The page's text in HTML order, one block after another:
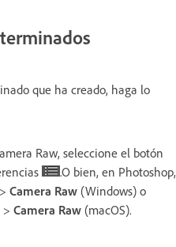
que ha creado, haga lo
Raw, seleccione el botón
.O bien, en Photoshop,
> Camera Raw (Windows) o
> Camera Raw (macOS).